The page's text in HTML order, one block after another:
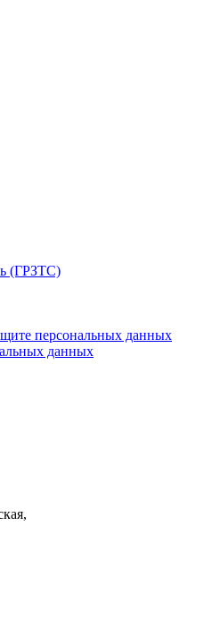
(ГРЗТС)
персональных данных
данных